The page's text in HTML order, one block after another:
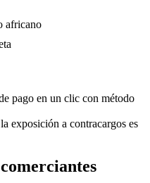
africano
pago en un clic con método
exposición a contracargos es